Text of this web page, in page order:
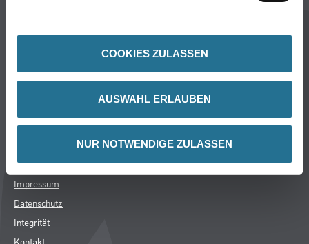
COOKIES ZULASSEN
AUSWAHL ERLAUBEN
NUR NOTWENDIGE ZULASSEN
Karriere
AGB
Nutzungsbedingungen
Logistik- und Servicepreisliste
Impressum
Datenschutz
Integrität
Kontakt